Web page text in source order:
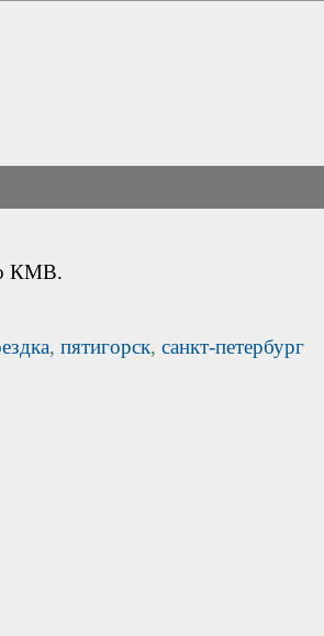
КМВ.
, пятигорск, санкт-петербург